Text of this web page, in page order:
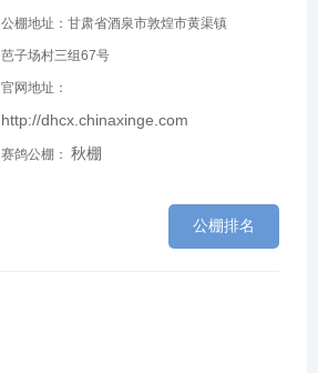
公棚地址：甘肃省酒泉市敦煌市黄渠镇
芭子场村三组67号
官网地址：
http://dhcx.chinaxinge.com
赛鸽公棚： 秋棚
公棚排名